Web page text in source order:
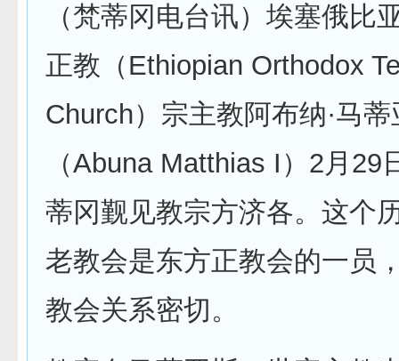
（梵蒂冈电台讯）埃塞俄比
正教（Ethiopian Orthodox
Church）宗主教阿布纳·马
（Abuna Matthias I）2月29
蒂冈觐见教宗方济各。这个
老教会是东方正教会的一员
教会关系密切。